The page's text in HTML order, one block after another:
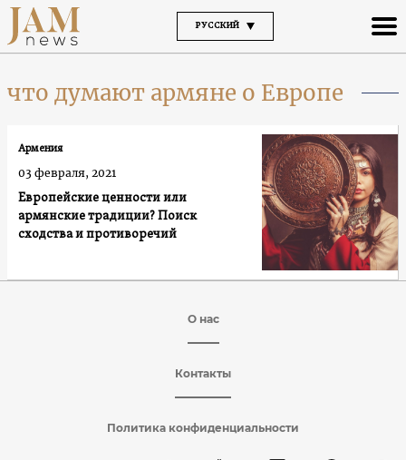
РУССКИЙ
что думают армяне о Европе
Европейские ценности или
армянские традиции? Поиск
сходства и противоречий
Армения
03 февраля, 2021
О нас
Контакты
Политика конфиденциальности